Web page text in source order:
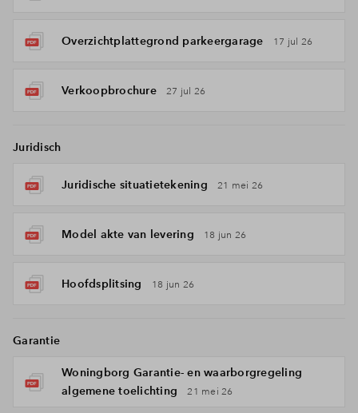
Overzichtplattegrond parkeergarage 17 jul 26
Verkoopbrochure 27 jul 26
Juridisch
Juridische situatietekening 21 mei 26
Model akte van levering 18 jun 26
Hoofdsplitsing 18 jun 26
Garantie
Woningborg Garantie- en waarborgregeling
algemene toelichting
21 mei 26